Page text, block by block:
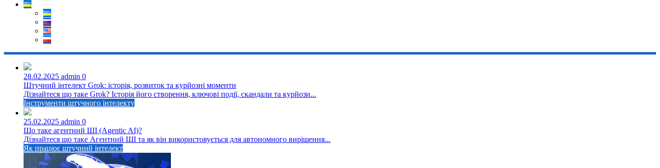
28.02.2025 admin 0
Штучний інтелект Grok: історія, розвиток та курйозні моменти
Дізнайтеся що таке Grok? Історія його створення, ключові події, скандали та курйози...
Інструменти штучного інтелекту
25.02.2025 admin 0
Що таке агентний ШІ (Agentic AI)?
Дізнайтеся що таке Агентний ШІ та як він використовується для автономного вирішення...
Як працює штучний інтелект